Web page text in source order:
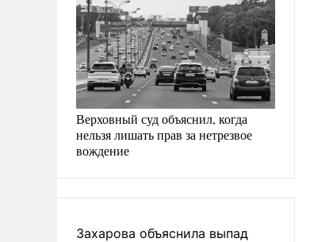
Верховный суд объяснил, когда
нельзя лишать прав за нетрезвое
вождение
Захарова объяснила выпад